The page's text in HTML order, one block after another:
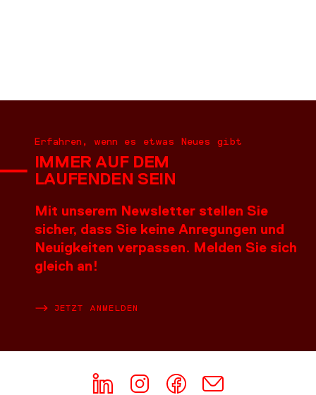
Erfahren, wenn es etwas Neues gibt
IMMER AUF DEM
LAUFENDEN SEIN
Mit unserem Newsletter stellen Sie
sicher, dass Sie keine Anregungen und
Neuigkeiten verpassen. Melden Sie sich
gleich an!
JETZT ANMELDEN